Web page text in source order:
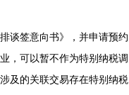
谈签意向书》，并申请预约
，可以暂不作为特别纳税调
及的关联交易存在特别纳税